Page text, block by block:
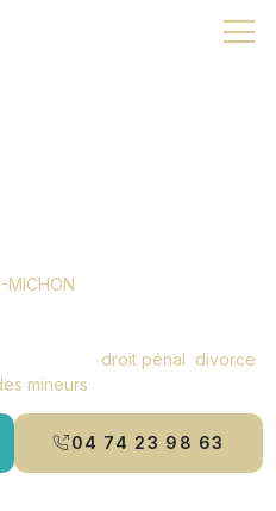
MICHON
droit pénal divorce
mineurs
04 74 23 98 63